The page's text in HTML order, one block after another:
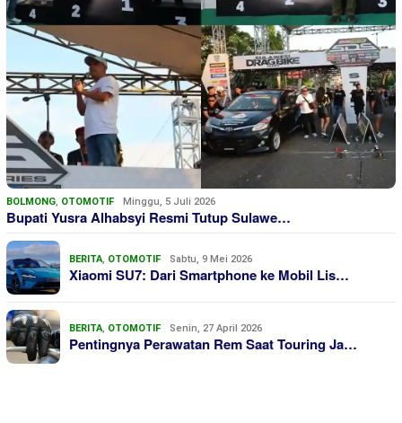
BOLMONG, OTOMOTIF Minggu, 5 Juli 2026
Bupati Yusra Alhabsyi Resmi Tutup Sulawe…
BERITA, OTOMOTIF Sabtu, 9 Mei 2026
Xiaomi SU7: Dari Smartphone ke Mobil Lis…
BERITA, OTOMOTIF Senin, 27 April 2026
Pentingnya Perawatan Rem Saat Touring Ja…